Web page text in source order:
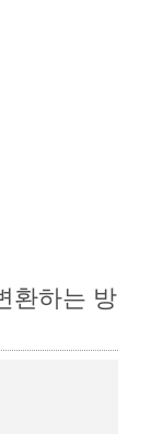
환하는 방